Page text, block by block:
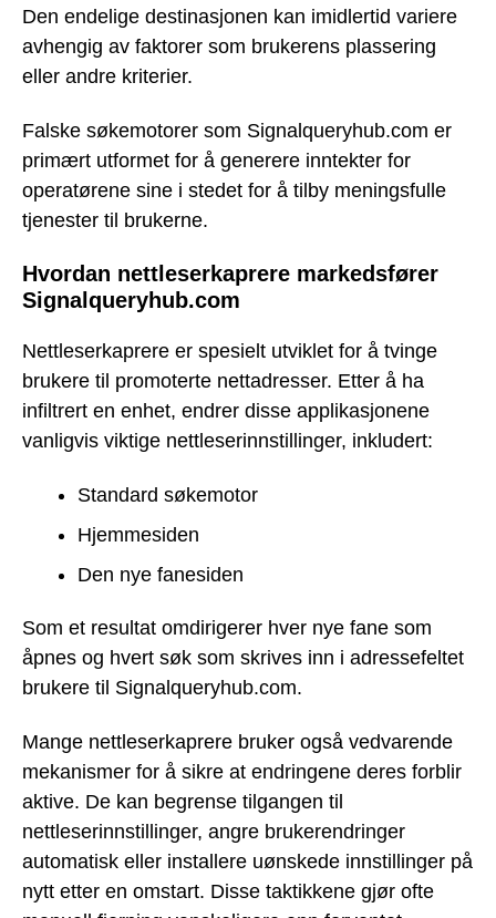
Den endelige destinasjonen kan imidlertid variere
avhengig av faktorer som brukerens plassering
eller andre kriterier.
Falske søkemotorer som Signalqueryhub.com er
primært utformet for å generere inntekter for
operatørene sine i stedet for å tilby meningsfulle
tjenester til brukerne.
Hvordan nettleserkaprere markedsfører
Signalqueryhub.com
Nettleserkaprere er spesielt utviklet for å tvinge
brukere til promoterte nettadresser. Etter å ha
infiltrert en enhet, endrer disse applikasjonene
vanligvis viktige nettleserinnstillinger, inkludert:
Standard søkemotor
Hjemmesiden
Den nye fanesiden
Som et resultat omdirigerer hver nye fane som
åpnes og hvert søk som skrives inn i adressefeltet
brukere til Signalqueryhub.com.
Mange nettleserkaprere bruker også vedvarende
mekanismer for å sikre at endringene deres forblir
aktive. De kan begrense tilgangen til
nettleserinnstillinger, angre brukerendringer
automatisk eller installere uønskede innstillinger på
nytt etter en omstart. Disse taktikkene gjør ofte